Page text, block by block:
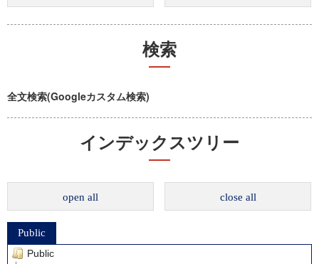
検索
全文検索(Googleカスタム検索)
インデックスツリー
open all close all
Public
Public